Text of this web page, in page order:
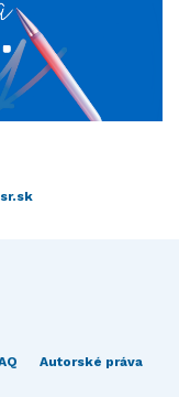
Autorské práva